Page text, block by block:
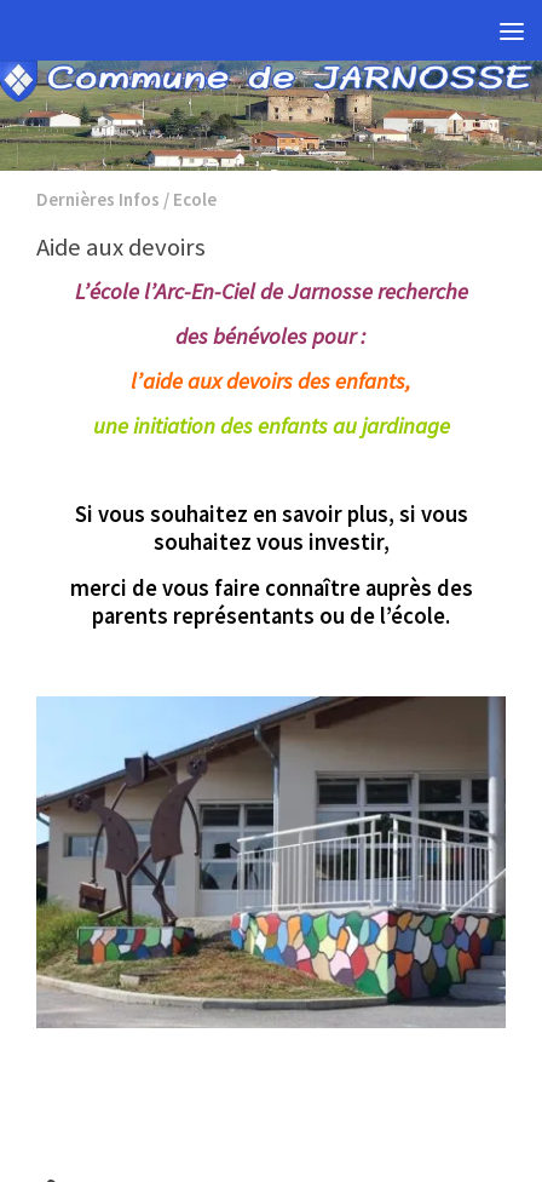
Dernières Infos / Ecole
Aide aux devoirs
L’école l’Arc-En-Ciel de Jarnosse recherche
des bénévoles pour :
l’aide aux devoirs des enfants,
une initiation des enfants au jardinage
Si vous souhaitez en savoir plus, si vous
souhaitez vous investir,
merci de vous faire connaître auprès des
parents représentants ou de l’école.